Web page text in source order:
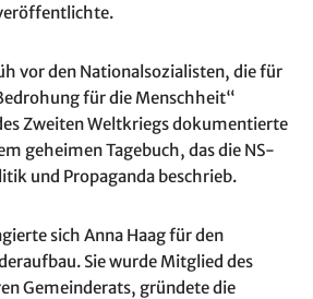
vor den Nationalsozialisten, die für
für die Menschheit“
Zweiten Weltkriegs dokumentierte
geheimen Tagebuch, das die NS-
und Propaganda beschrieb.
sich Anna Haag für den
Sie wurde Mitglied des
Gemeinderats, gründete die